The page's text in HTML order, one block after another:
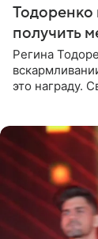
Тодоренко
получить
Регина
это награду.